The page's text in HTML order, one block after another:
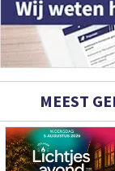
MEEST